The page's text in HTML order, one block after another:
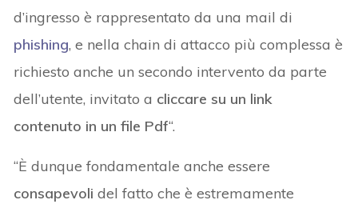
d’ingresso è rappresentato da una mail di
phishing, e nella chain di attacco più complessa è
richiesto anche un secondo intervento da parte
dell’utente, invitato a cliccare su un link
contenuto in un file Pdf“.
“È dunque fondamentale anche essere
consapevoli del fatto che è estremamente